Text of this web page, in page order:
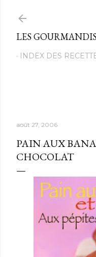
LES
INDEX DES
août 27, 2006
PAIN AUX
CHOCOLAT